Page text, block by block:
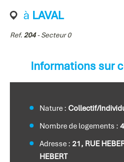
à LAVAL
Ref.204- Secteur 0
Informations sur
Nature : Collectif/
Nombre de logements :
Adresse : 21, RUE
HEBERT